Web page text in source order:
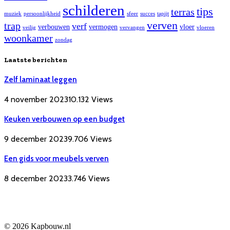
muziek persoonlijkheid schilderen sfeer succes tapijt terras tips
trap veilig verbouwen verf vermogen vervangen verven vloer vloeren
woonkamer zondag
Laatste berichten
Zelf laminaat leggen
4 november 202310.132 Views
Keuken verbouwen op een budget
9 december 20239.706 Views
Een gids voor meubels verven
8 december 20233.746 Views
© 2026 Kapbouw.nl